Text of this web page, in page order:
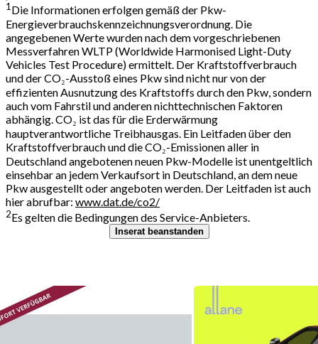
1Die Informationen erfolgen gemäß der Pkw-
Energieverbrauchskennzeichnungsverordnung. Die
angegebenen Werte wurden nach dem vorgeschriebenen
Messverfahren WLTP (Worldwide Harmonised Light-Duty
Vehicles Test Procedure) ermittelt. Der Kraftstoffverbrauch
und der CO₂-Ausstoß eines Pkw sind nicht nur von der
effizienten Ausnutzung des Kraftstoffs durch den Pkw, sondern
auch vom Fahrstil und anderen nichttechnischen Faktoren
abhängig. CO₂ ist das für die Erderwärmung
hauptverantwortliche Treibhausgas. Ein Leitfaden über den
Kraftstoffverbrauch und die CO₂-Emissionen aller in
Deutschland angebotenen neuen Pkw-Modelle ist unentgeltlich
einsehbar an jedem Verkaufsort in Deutschland, an dem neue
Pkw ausgestellt oder angeboten werden. Der Leitfaden ist auch
hier abrufbar: www.dat.de/co2/
2Es gelten die Bedingungen des Service-Anbieters.
Inserat beanstanden